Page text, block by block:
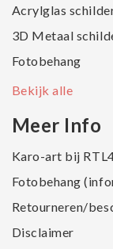
Acrylglas
3D Metaal
Fotobehang
Bekijk alle
Meer Info
Karo-art bij
Fotobehang
Retourneren/
Disclaimer